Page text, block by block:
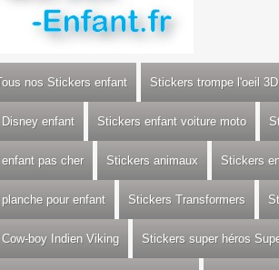
nos Stickers enfant Stickers trompe l'oeil 3D
enfant Stickers enfant voiture moto
pas cher Stickers animaux Stickers
pour enfant Stickers Transformers
boy Indien Viking Stickers super héros